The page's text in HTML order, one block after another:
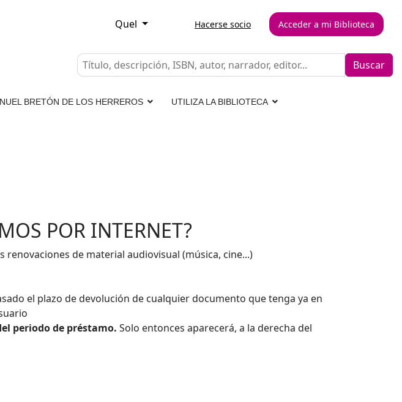
Quel Hacerse socio Acceder a mi Biblioteca
Buscar
BRETÓN DE LOS HERREROS UTILIZA LA BIBLIOTECA
POR INTERNET?
renovaciones de material audiovisual (música, cine...)
el plazo de devolución de cualquier documento que tenga ya en
periodo de préstamo. Solo entonces aparecerá, a la derecha del